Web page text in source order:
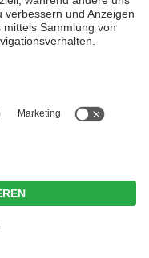
& spa
– inklusive Tipps,
Angeboten.
der Inhalte,
nochmals beim